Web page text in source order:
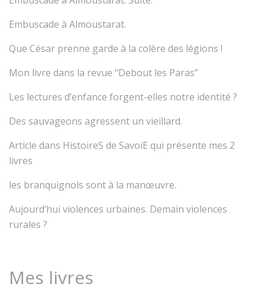
Embuscade à Almoustarat.
Que César prenne garde à la colère des légions !
Mon livre dans la revue “Debout les Paras”
Les lectures d’enfance forgent-elles notre identité ?
Des sauvageons agressent un vieillard.
Article dans HistoireS de SavoiE qui présente mes 2
livres
les branquignols sont à la manœuvre.
Aujourd’hui violences urbaines. Demain violences
rurales ?
Mes livres